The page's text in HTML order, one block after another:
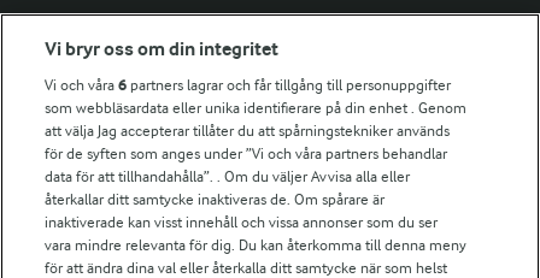
Fler Arlasajter
För ägare
Arlas kundportal
Arla.com
Falbygdens Ost
Arla webbshop
Bildbank
Vi bryr oss om din integritet
Vi och våra6 partners lagrar och får tillgång till personuppgifter
som webbläsardata eller unika identifierare på din enhet . Genom
att välja Jag accepterar tillåter du att spårningstekniker används
för de syften som anges under ”Vi och våra partners behandlar
data för att tillhandahålla”. . Om du väljer Avvisa alla eller
återkallar ditt samtycke inaktiveras de. Om spårare är
inaktiverade kan visst innehåll och vissa annonser som du ser
vara mindre relevanta för dig. Du kan återkomma till denna meny
för att ändra dina val eller återkalla ditt samtycke när som helst